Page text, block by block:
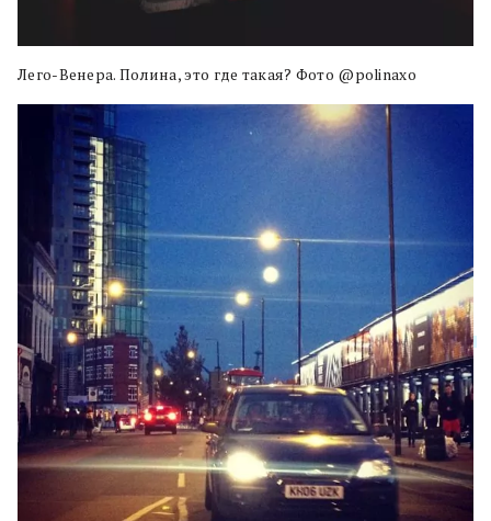
Лего-Венера. Полина, это где такая? Фото @polinaxo